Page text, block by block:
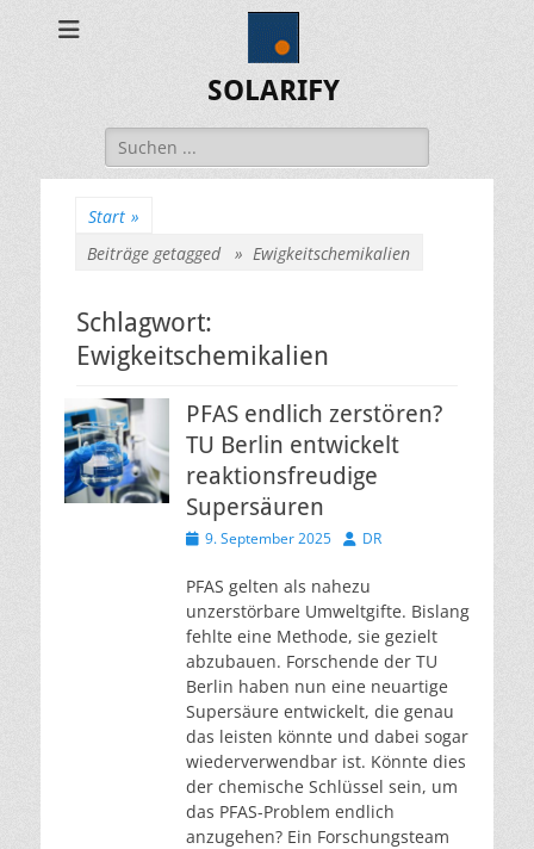
SOLARIFY
Suchen
nach:
Start »
Beiträge getagged » Ewigkeitschemikalien
Schlagwort:
Ewigkeitschemikalien
PFAS endlich zerstören?
TU Berlin entwickelt
reaktionsfreudige
Supersäuren
Veröffentlicht
9. September 2025 Autor
DR
PFAS gelten als nahezu
unzerstörbare Umweltgifte. Bislang
fehlte eine Methode, sie gezielt
abzubauen. Forschende der TU
Berlin haben nun eine neuartige
Supersäure entwickelt, die genau
das leisten könnte und dabei sogar
wiederverwendbar ist. Könnte dies
der chemische Schlüssel sein, um
das PFAS-Problem endlich
anzugehen? Ein Forschungsteam